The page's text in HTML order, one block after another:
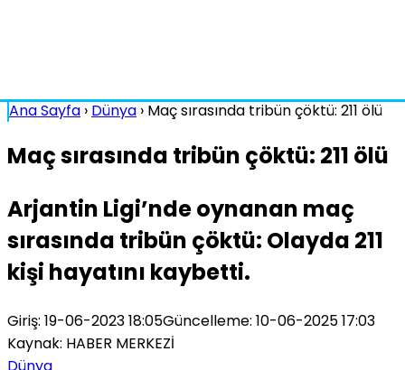
Ana Sayfa › Dünya › Maç sırasında tribün çöktü: 211 ölü
Maç sırasında tribün çöktü: 211 ölü
Arjantin Ligi’nde oynanan maç
sırasında tribün çöktü: Olayda 211
kişi hayatını kaybetti.
Giriş: 19-06-2023 18:05Güncelleme: 10-06-2025 17:03
Kaynak: HABER MERKEZİ